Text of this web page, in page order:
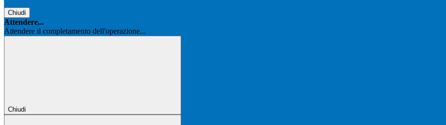
Chiudi
Attendere...
Attendere il completamento dell'operazione...
Chiudi